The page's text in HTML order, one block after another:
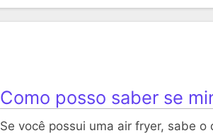
Como posso saber se
Se você possui uma air fryer, sabe